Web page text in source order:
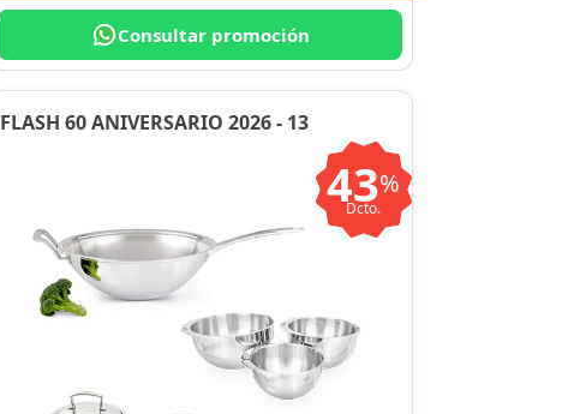
Consultar promoción
FLASH 60 ANIVERSARIO 2026 - 13
43%
Dcto.